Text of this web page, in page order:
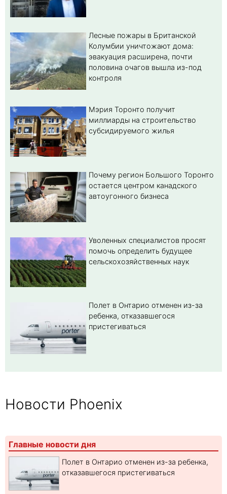
Лесные пожары в Британской
Колумбии уничтожают дома:
эвакуация расширена, почти
половина очагов вышла из-под
контроля
Мэрия Торонто получит
миллиарды на строительство
субсидируемого жилья
Почему регион Большого Торонто
остается центром канадского
автоугонного бизнеса
Уволенных специалистов просят
помочь определить будущее
сельскохозяйственных наук
Полет в Онтарио отменен из-за
ребенка, отказавшегося
пристегиваться
Новости Phoenix
Главные новости дня
Полет в Онтарио отменен из-за ребенка,
отказавшегося пристегиваться